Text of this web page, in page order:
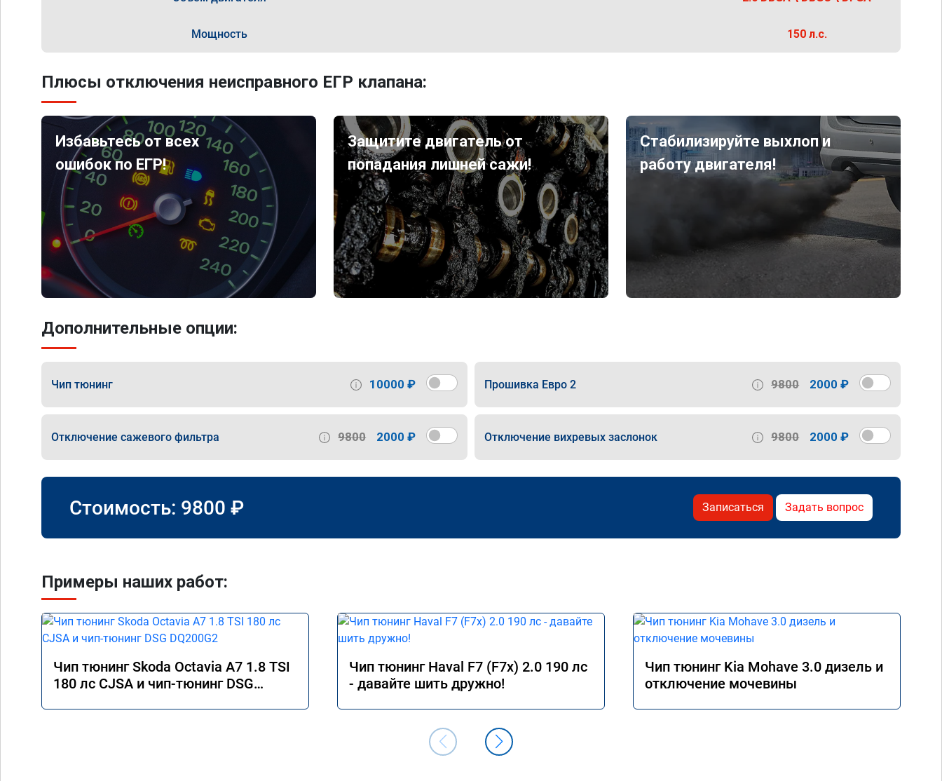
Мощность 150 л.с.
Плюсы отключения неисправного ЕГР клапана:
Избавьтесь от всех
ошибок по ЕГР!
Защитите двигатель от
попадания лишней сажи!
Стабилизируйте выхлоп и
работу двигателя!
Дополнительные опции:
Чип тюнинг 10000 ₽ Прошивка Евро 2 9800 2000 ₽
Отключение сажевого фильтра 9800 2000 ₽ Отключение вихревых заслонок 9800 2000 ₽
Стоимость: 9800 ₽ Записаться Задать вопрос
Примеры наших работ:
Чип тюнинг Skoda Octavia A7 1.8 TSI
180 лс CJSA и чип-тюнинг DSG
Чип тюнинг Haval F7 (F7x) 2.0 190 лс
- давайте шить дружно!
Чип тюнинг Kia Mohave 3.0 дизель и
отключение мочевины